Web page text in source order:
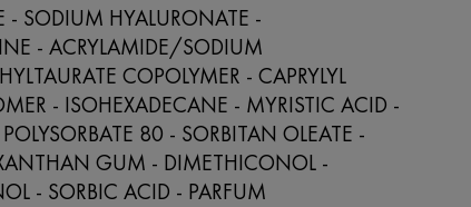
SODIUM HYALURONATE -
- ACRYLAMIDE/SODIUM
COPOLYMER - CAPRYLYL
- ISOHEXADECANE - MYRISTIC ACID -
80 - SORBITAN OLEATE -
GUM - DIMETHICONOL -
- SORBIC ACID - PARFUM